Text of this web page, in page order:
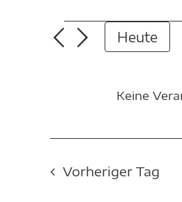
JULI
2025
Keine
Heute
Vorheriger Tag